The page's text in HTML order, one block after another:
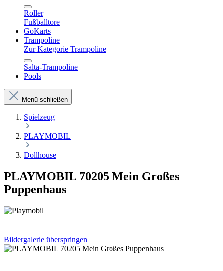
Roller
Fußballtore
GoKarts
Trampoline
Zur Kategorie Trampoline
Salta-Trampoline
Pools
Menü schließen
Spielzeug
PLAYMOBIL
Dollhouse
PLAYMOBIL 70205 Mein Großes
Puppenhaus
Bildergalerie überspringen